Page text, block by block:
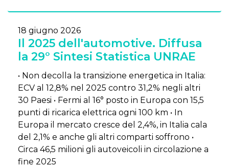
18 giugno 2026
Il 2025 dell'automotive. Diffusa
la 29° Sintesi Statistica UNRAE
• Non decolla la transizione energetica in Italia:
ECV al 12,8% nel 2025 contro 31,2% negli altri
30 Paesi • Fermi al 16° posto in Europa con 15,5
punti di ricarica elettrica ogni 100 km • In
Europa il mercato cresce del 2,4%, in Italia cala
del 2,1% e anche gli altri comparti soffrono •
Circa 46,5 milioni gli autoveicoli in circolazione a
fine 2025